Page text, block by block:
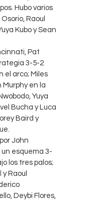
Hubo varios
Raoul
Kubo y Sean
Pat
3-5-2
el arco; Miles
Murphy en la
Yuya
Bucha y Luca
Baird y
John
esquema 3-
los tres palos;
y Raoul
Deybi Flores,